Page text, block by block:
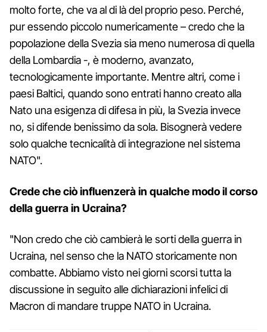
molto forte, che va al di là del proprio peso. Perché,
pur essendo piccolo numericamente – credo che la
popolazione della Svezia sia meno numerosa di quella
della Lombardia -, è moderno, avanzato,
tecnologicamente importante. Mentre altri, come i
paesi Baltici, quando sono entrati hanno creato alla
Nato una esigenza di difesa in più, la Svezia invece
no, si difende benissimo da sola. Bisognerà vedere
solo qualche tecnicalità di integrazione nel sistema
NATO".
Crede che ciò influenzerà in qualche modo il corso
della guerra in Ucraina?
"Non credo che ciò cambierà le sorti della guerra in
Ucraina, nel senso che la NATO storicamente non
combatte. Abbiamo visto nei giorni scorsi tutta la
discussione in seguito alle dichiarazioni infelici di
Macron di mandare truppe NATO in Ucraina.